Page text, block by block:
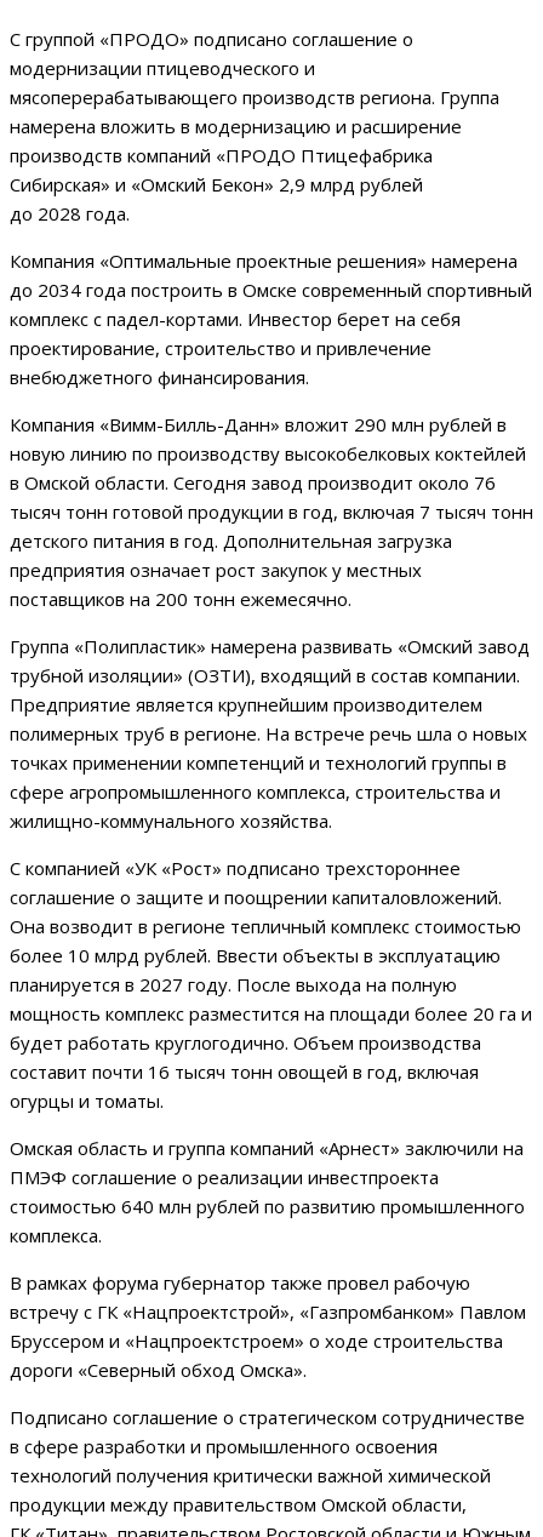
С группой «ПРОДО» подписано соглашение о
модернизации птицеводческого и
мясоперерабатывающего производств региона. Группа
намерена вложить в модернизацию и расширение
производств компаний «ПРОДО Птицефабрика
Сибирская» и «Омский Бекон» 2,9 млрд рублей
до 2028 года.
Компания «Оптимальные проектные решения» намерена
до 2034 года построить в Омске современный спортивный
комплекс с падел-кортами. Инвестор берет на себя
проектирование, строительство и привлечение
внебюджетного финансирования.
Компания «Вимм-Билль-Данн» вложит 290 млн рублей в
новую линию по производству высокобелковых коктейлей
в Омской области. Сегодня завод производит около 76
тысяч тонн готовой продукции в год, включая 7 тысяч тонн
детского питания в год. Дополнительная загрузка
предприятия означает рост закупок у местных
поставщиков на 200 тонн ежемесячно.
Группа «Полипластик» намерена развивать «Омский завод
трубной изоляции» (ОЗТИ), входящий в состав компании.
Предприятие является крупнейшим производителем
полимерных труб в регионе. На встрече речь шла о новых
точках применении компетенций и технологий группы в
сфере агропромышленного комплекса, строительства и
жилищно-коммунального хозяйства.
С компанией «УК «Рост» подписано трехстороннее
соглашение о защите и поощрении капиталовложений.
Она возводит в регионе тепличный комплекс стоимостью
более 10 млрд рублей. Ввести объекты в эксплуатацию
планируется в 2027 году. После выхода на полную
мощность комплекс разместится на площади более 20 га и
будет работать круглогодично. Объем производства
составит почти 16 тысяч тонн овощей в год, включая
огурцы и томаты.
Омская область и группа компаний «Арнест» заключили на
ПМЭФ соглашение о реализации инвестпроекта
стоимостью 640 млн рублей по развитию промышленного
комплекса.
В рамках форума губернатор также провел рабочую
встречу с ГК «Нацпроектстрой», «Газпромбанком» Павлом
Бруссером и «Нацпроектстроем» о ходе строительства
дороги «Северный обход Омска».
Подписано соглашение о стратегическом сотрудничестве
в сфере разработки и промышленного освоения
технологий получения критически важной химической
продукции между правительством Омской области,